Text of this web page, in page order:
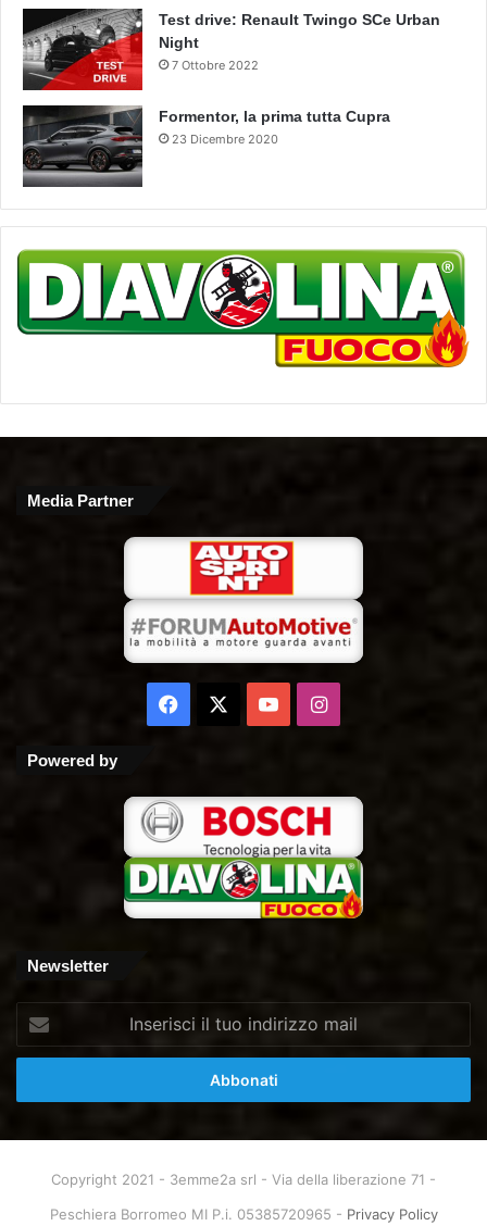
Test drive: Renault Twingo SCe Urban
Night
7 Ottobre 2022
Formentor, la prima tutta Cupra
23 Dicembre 2020
Media Partner
Facebook
You Instagram
Powered by
Newsletter
tuo
mail
Copyright 2021 - 3emme2a srl - Via della liberazione 71 -
Peschiera Borromeo MI P.i. 05385720965 - Privacy Policy